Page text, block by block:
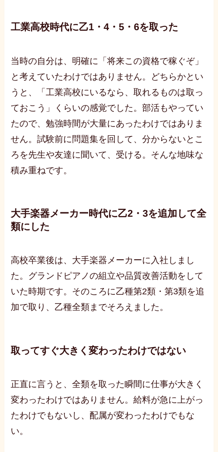
工業高校時代に乙1・4・5・6を取った
当時の自分は、明確に「将来この資格で稼ぐぞ」
と考えていたわけではありません。どちらかとい
うと、「工業高校にいるなら、取れるものは取っ
ておこう」くらいの感覚でした。部活もやってい
たので、勉強時間が大量にあったわけではありま
せん。試験前に問題集を回して、分からないとこ
ろを先生や友達に聞いて、受ける。そんな地味な
積み重ねです。
大手楽器メーカー時代に乙2・3を追加して全
類にした
高校卒業後は、大手楽器メーカーに入社しまし
た。グランドピアノの組立や品質改善活動をして
いた時期です。そのころに乙種第2類・第3類を追
加で取り、乙種全類までそろえました。
取ってすぐ大きく変わったわけではない
正直に言うと、全類を取った瞬間に仕事が大きく
変わったわけではありません。給料が急に上がっ
たわけでもないし、配属が変わったわけでもな
い。